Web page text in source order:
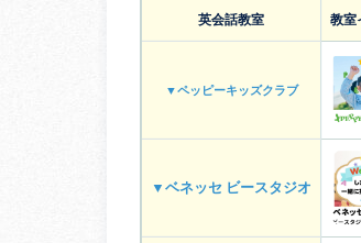
英会話教室 教室
▼ペッピーキッズクラブ
▼ベネッセ ビースタジオ